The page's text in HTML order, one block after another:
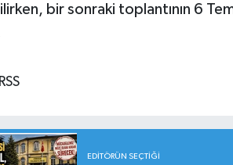
bir sonraki toplantının 6
RSS
EDITÖRÜN SEÇTIĞI